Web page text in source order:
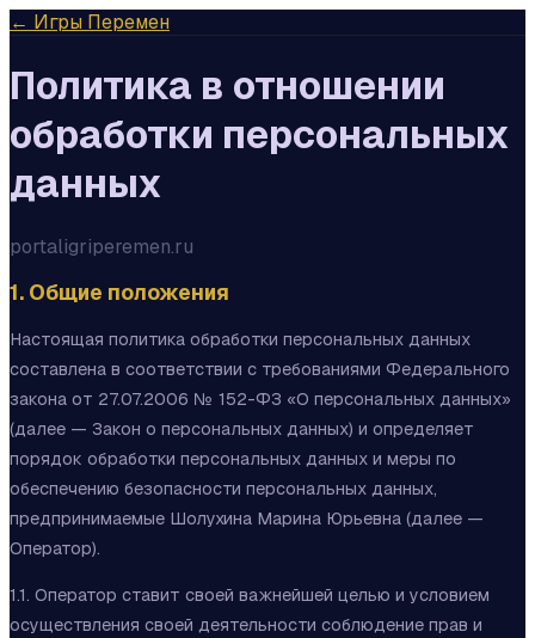
← Игры Перемен
Политика в отношении
обработки персональных
данных
portaligriperemen.ru
1. Общие положения
Настоящая политика обработки персональных данных
составлена в соответствии с требованиями Федерального
закона от 27.07.2006 № 152-ФЗ «О персональных данных»
(далее — Закон о персональных данных) и определяет
порядок обработки персональных данных и меры по
обеспечению безопасности персональных данных,
предпринимаемые Шолухина Марина Юрьевна (далее —
Оператор).
1.1. Оператор ставит своей важнейшей целью и условием
осуществления своей деятельности соблюдение прав и